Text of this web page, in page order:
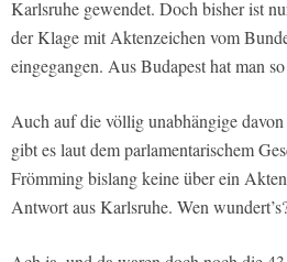
Karlsruhe gewendet. Doch bisher ist
der Klage mit Aktenzeichen vom
eingegangen. Aus Budapest hat man
Auch auf die völlig unabhängige
gibt es laut dem parlamentarischem
Frömming bislang keine über ein
Antwort aus Karlsruhe. Wen